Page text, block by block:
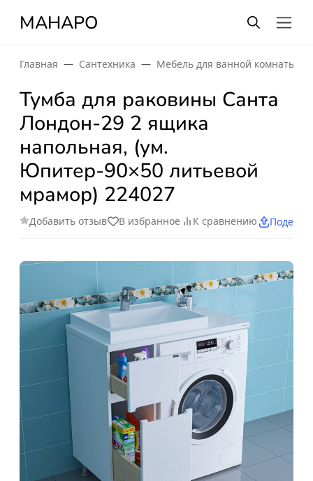
МАНАРО
Главная Сантехника Мебель для ванной комнаты
Тумба для раковины Санта
Лондон-29 2 ящика
напольная, (ум.
Юпитер-90×50 литьевой
мрамор) 224027
Добавить отзыв В избранное К сравнению